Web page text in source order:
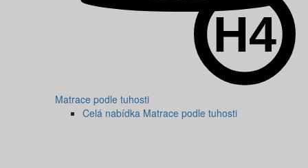
Matrace podle tuhosti
Celá nabídka Matrace podle tuhosti